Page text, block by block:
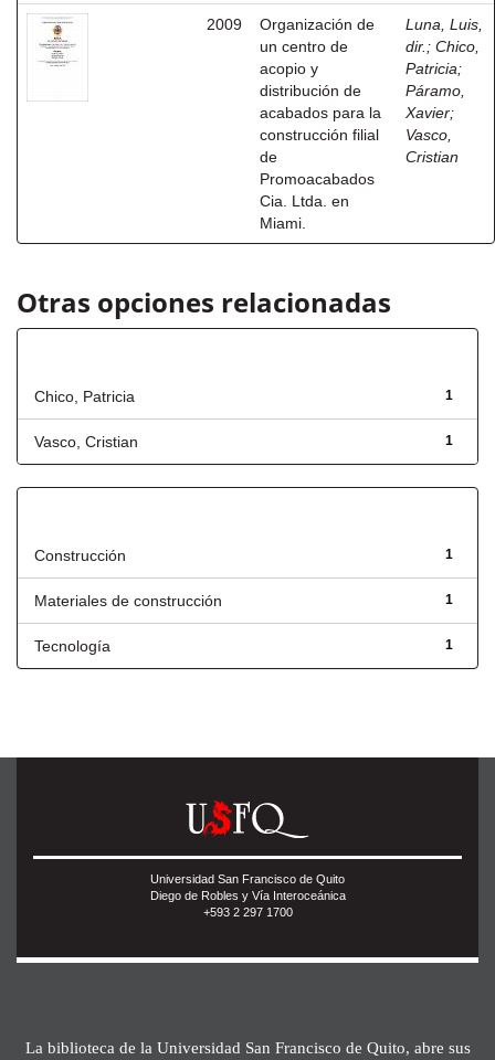
2009
Organización de
un centro de
acopio y
distribución de
acabados para la
construcción filial
de
Promoacabados
Cia. Ltda. en
Miami.
Luna, Luis,
dir. ; Chico,
Patricia;
Páramo,
Xavier;
Vasco,
Cristian
Otras opciones relacionadas
1
Chico, Patricia
1
Vasco, Cristian
1
Construcción
1
Materiales de construcción
1
Tecnología
Universidad San Francisco de Quito
Diego de Robles y Vía Interoceánica
+593 2 297 1700
La biblioteca de la Universidad San Francisco de Quito, abre sus